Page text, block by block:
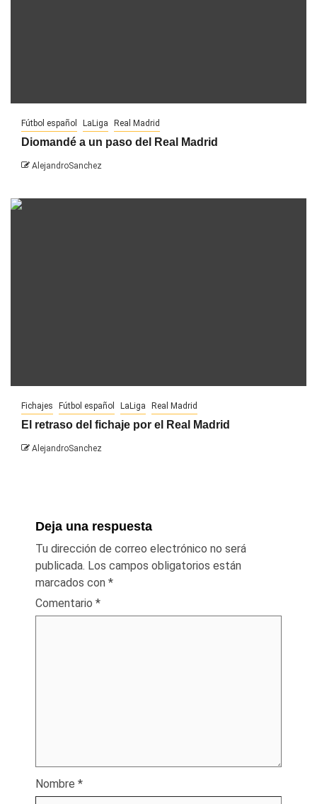
Fútbol español LaLiga Real Madrid
Diomandé a un paso del Real Madrid
AlejandroSanchez
Fichajes Fútbol español LaLiga Real Madrid
El retraso del fichaje por el Real Madrid
AlejandroSanchez
Deja una respuesta
Tu dirección de correo electrónico no será
publicada. Los campos obligatorios están
marcados con *
Comentario *
Nombre *